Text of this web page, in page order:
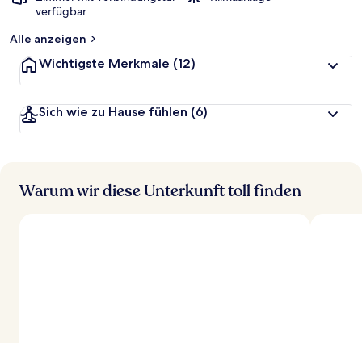
verfügbar
Alle anzeigen
Wichtigste Merkmale (12)
Sich wie zu Hause fühlen (6)
Warum wir diese Unterkunft toll finden